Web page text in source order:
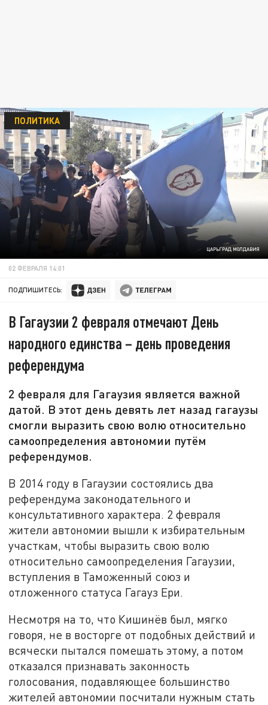
ЦАРЬГРАД МОЛДАВИЯ
ПОЛИТИКА
02 ФЕВРАЛЯ 14:01
ПОДПИШИТЕСЬ:
В Гагаузии 2 февраля отмечают День
народного единства – день проведения
референдума
2 февраля для Гагаузия является важной
датой. В этот день девять лет назад гагаузы
смогли выразить свою волю относительно
самоопределения автономии путём
референдумов.
В 2014 году в Гагаузии состоялись два
референдума законодательного и
консультативного характера. 2 февраля
жители автономии вышли к избирательным
участкам, чтобы выразить свою волю
относительно самоопределения Гагаузии,
вступления в Таможенный союз и
отложенного статуса Гагауз Ери.
Несмотря на то, что Кишинёв был, мягко
говоря, не в восторге от подобных действий и
всячески пытался помешать этому, а потом
отказался признавать законность
голосования, подавляющее большинство
жителей автономии посчитали нужным стать